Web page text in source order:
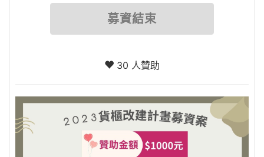
募資結束
30 人贊助